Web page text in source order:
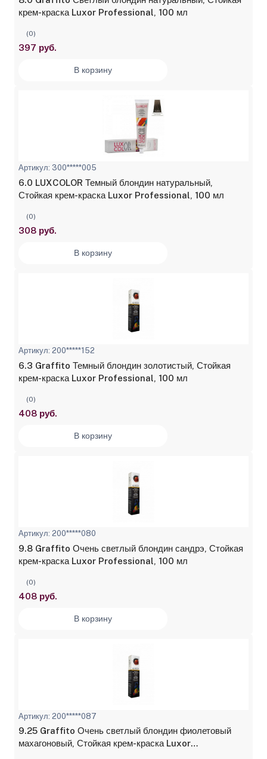
крем-краска Luxor Professional, 100 мл
(0)
397 руб.
В корзину
Артикул: 300*****005
6.0 LUXCOLOR Темный блондин натуральный,
Стойкая крем-краска Luxor Professional, 100 мл
(0)
308 руб.
В корзину
Артикул: 200*****152
6.3 Graffito Темный блондин золотистый, Стойкая
крем-краска Luxor Professional, 100 мл
(0)
408 руб.
В корзину
Артикул: 200*****080
9.8 Graffito Очень светлый блондин сандрэ, Стойкая
крем-краска Luxor Professional, 100 мл
(0)
408 руб.
В корзину
Артикул: 200*****087
9.25 Graffito Очень светлый блондин фиолетовый
махагоновый, Стойкая крем-краска Luxor